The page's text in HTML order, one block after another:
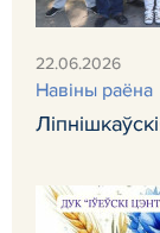
22.06.2026
Навiны раёна